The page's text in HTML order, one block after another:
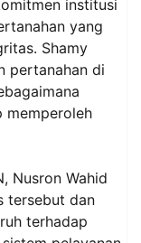
institusi
yang
Shamy
pertanahan di
memperoleh
Nusron Wahid
tersebut dan
terhadap